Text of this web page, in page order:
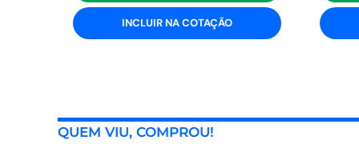
INCLUIR NA COTAÇÃO
QUEM VIU, COMPROU!